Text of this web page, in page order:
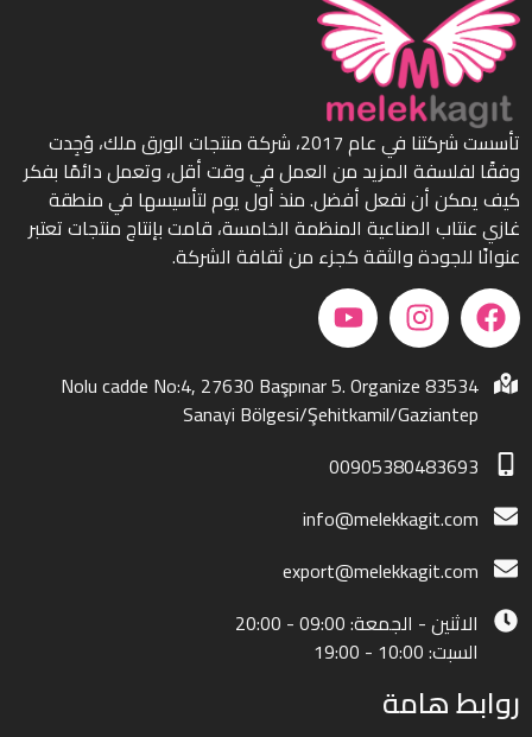
تأسست شركتنا في عام 2017، شركة منتجات الورق ملك، وُجِدت
وفقًا لفلسفة المزيد من العمل في وقت أقل، وتعمل دائمًا بفكر
كيف يمكن أن نفعل أفضل. منذ أول يوم لتأسيسها في منطقة
غازي عنتاب الصناعية المنظمة الخامسة، قامت بإنتاج منتجات تعتبر
عنوانًا للجودة والثقة كجزء من ثقافة الشركة.
83534 Nolu cadde No:4, 27630 Başpınar 5. Organize
Sanayi Bölgesi/Şehitkamil/Gaziantep
00905380483693
info@melekkagit.com
export@melekkagit.com
الاثنين - الجمعة: 09:00 - 20:00
السبت: 10:00 - 19:00
روابط هامة